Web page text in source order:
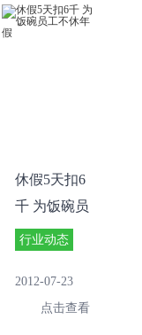
休假5天扣6
千 为饭碗员
工不休年假
行业动态
2012-07-23
点击查看